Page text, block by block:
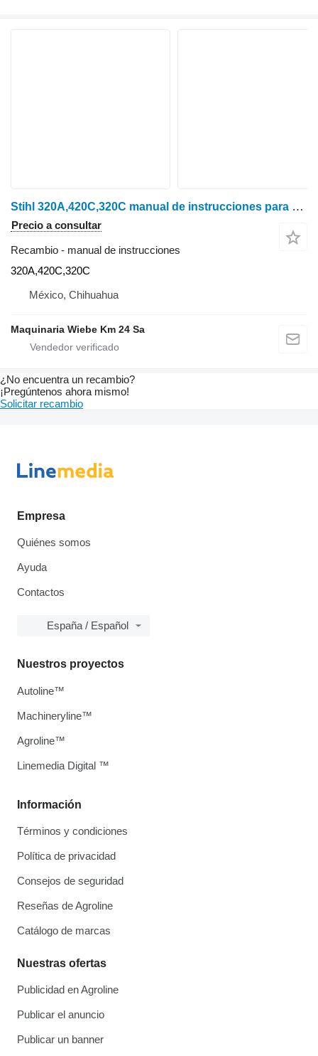
Stihl 320A,420C,320C manual de instrucciones para motosierra gasolina
Precio a consultar
Recambio - manual de instrucciones
320A,420C,320C
México, Chihuahua
Maquinaria Wiebe Km 24 Sa
¿No encuentra un recambio?
¡Pregúntenos ahora mismo!
Solicitar recambio
Empresa
Quiénes somos
Ayuda
Contactos
España / Español
Información
Términos y condiciones
Política de privacidad
Consejos de seguridad
Reseñas de Agroline
Catálogo de marcas
Nuestras ofertas
Publicidad en Agroline
Publicar el anuncio
Publicar un banner
Nuestros proyectos
Autoline™
Machineryline™
Agroline™
Linemedia Digital ™